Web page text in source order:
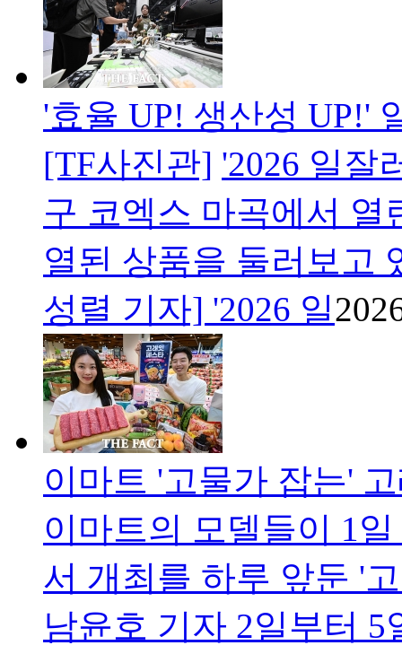
'효율 UP! 생산성 UP!'
[TF사진관] '2026 일잘
구 코엑스 마곡에서 열
열된 상품을 둘러보고
성렬 기자] '2026 일
이마트 '고물가 잡는'
이마트의 모델들이 1
서 개최를 하루 앞둔 '
남윤호 기자 2일부터